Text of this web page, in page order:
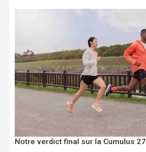
Notre verdict final sur la Cumulus 27